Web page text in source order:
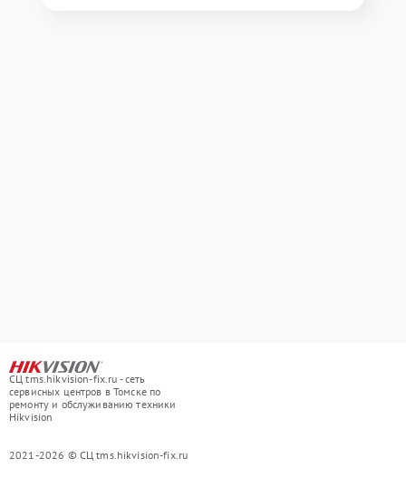
СЦ tms.hikvision-fix.ru - сеть
сервисных центров в Томске по
ремонту и обслуживанию техники
Hikvision
2021-2026 © СЦ tms.hikvision-fix.ru